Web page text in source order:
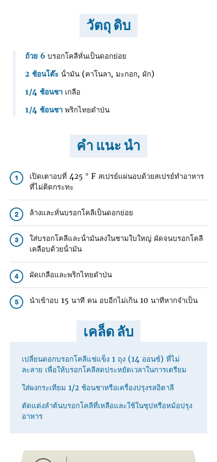
วัตถุ ดิบ
ถ้วย 6 บรอกโคลีหั่นเป็นดอกย่อย
2 ช้อนโต๊ะ น้ํามัน (คาโนลา, มะกอก, ผัก)
1/4 ช้อนชา เกลือ
1/4 ช้อนชา พริกไทยดําป่น
คำ แนะ นำ
1
เปิดเตาอบที่ 425 ° F สเปรย์แผ่นอบด้วยสเปรย์ทําอาหาร
ที่ไม่ติดกระทะ
2 ล้างและหั่นบรอกโคลีเป็นดอกย่อย
3
ใส่บรอกโคลีและน้ํามันลงในชามใบใหญ่ ผัดจนบรอกโคลี
เคลือบด้วยน้ํามัน
4 ผัดเกลือและพริกไทยดําป่น
5 นําเข้าอบ 15 นาที คน อบอีกไม่เกิน 10 นาทีหากจําเป็น
เคล็ด ลับ
เปลี่ยนดอกบรอกโคลีแช่แข็ง 1 ถุง (14 ออนซ์) ที่ไม่
ละลาย เพื่อให้บรอกโคลีสดประหยัดเวลาในการเตรียม
ใส่ผงกระเทียม 1/2 ช้อนชาหรือเครื่องปรุงรสอิตาลี
ตัดแต่งลําต้นบรอกโคลีที่เหลือและใช้ในซุปหรือหม้อปรุง
อาหาร